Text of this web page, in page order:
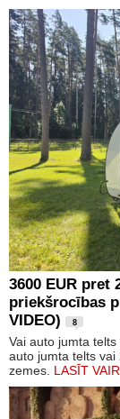
3600 EUR pret
priekšrocības
VIDEO)
8
Vai auto jumta
auto jumta telts
zemes. LASĪT